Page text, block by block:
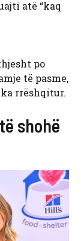
atë “kaq
po
të pasme,
rrëshqitur.
shohë